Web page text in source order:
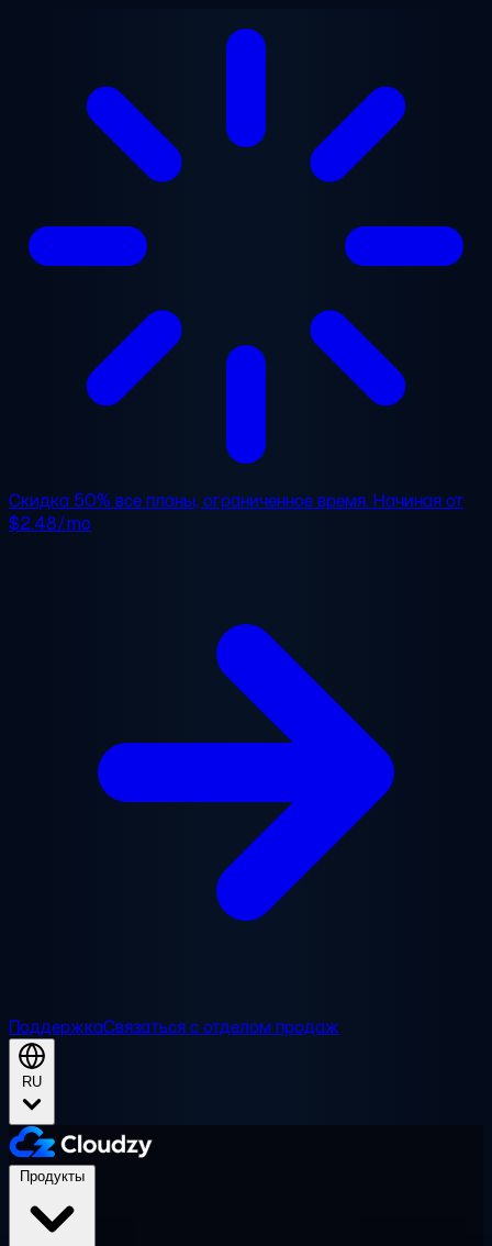
Перейти к основному содержанию
Скидка 50% все планы, ограниченное время. Начиная от
$2.48/mo
ПоддержкаСвязаться с отделом продаж
RU